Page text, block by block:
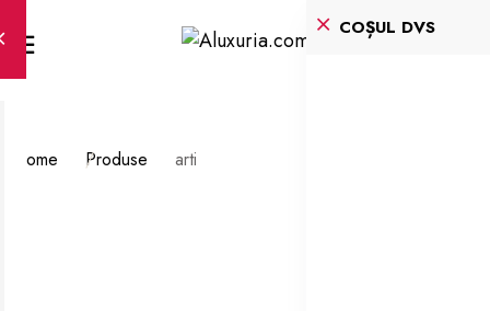
COȘUL DVS
Home Produse arti